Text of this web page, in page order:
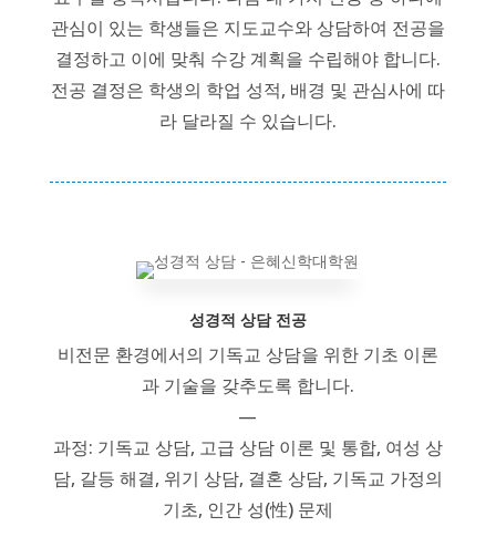
관심이 있는 학생들은 지도교수와 상담하여 전공을
결정하고 이에 맞춰 수강 계획을 수립해야 합니다.
전공 결정은 학생의 학업 성적, 배경 및 관심사에 따
라 달라질 수 있습니다.
성경적 상담 전공
비전문 환경에서의 기독교 상담을 위한 기초 이론
과 기술을 갖추도록 합니다.
—
과정: 기독교 상담, 고급 상담 이론 및 통합, 여성 상
담, 갈등 해결, 위기 상담, 결혼 상담, 기독교 가정의
기초, 인간 성(性) 문제